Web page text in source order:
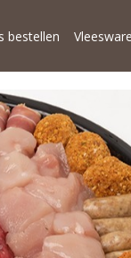
bestellen